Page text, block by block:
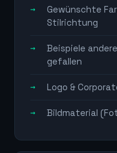
Gewünschte
Stilrichtung
Beispiele
gefallen
Logo &
Bildmaterial